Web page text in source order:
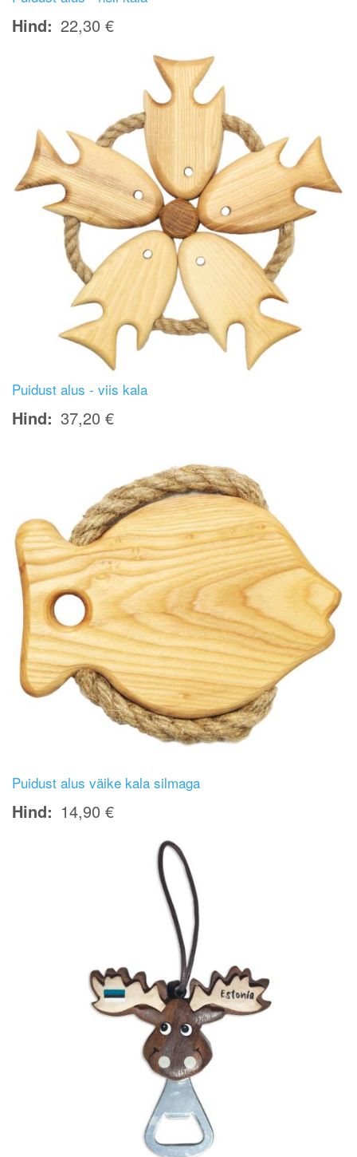
Hind 22,30 €
Puidust alus - viis kala
Hind 37,20 €
Puidust alus väike kala silmaga
Hind 14,90 €